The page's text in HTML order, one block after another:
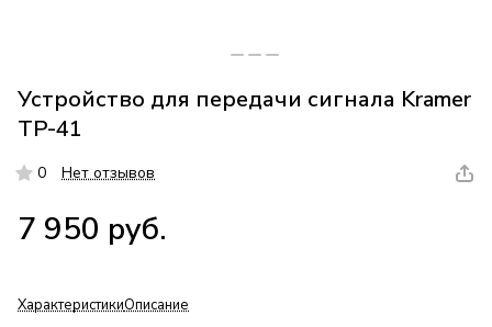
Устройство для передачи сигнала Kramer
TP-41
0 Нет отзывов
7 950 руб.
ХарактеристикиОписание